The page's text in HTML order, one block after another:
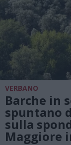
VERBANO
Barche in
spuntano
sulla
Maggiore